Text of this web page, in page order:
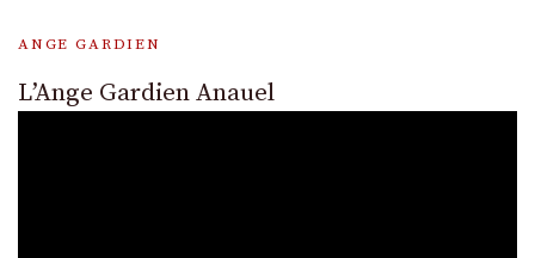
ANGE GARDIEN
L’Ange Gardien Anauel